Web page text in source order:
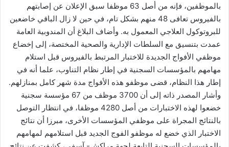
بالموظفين، فإنه من أصل 63 موظفا سبق الإعلان عن إصابتهم
بالفيروس تعافى 48 منهم بشكل تام، في حين لا زال الباقي خاضعين
للبروتوكول العلاجي المعمول به. وأضاف البلاغ أن المندوبية العامة
عمدت بتنسيق مع السلطات الإدارية والصحية المختصة، إلى إخضاع
موظفي الأفواج الجديدة للاختبار المرتبط بالفيروس قبل استلام
مهامهم بالمؤسسات السجنية في إطار نظام التناوب، علما أنه في
إطار هذا النظام، قضى موظفو هذه الأفواج مدة شهر كامل بمنازلهم.
وأشار المصدر ذاته إلى أن 3700 موظف من 67 مؤسسة سجنية
خضعوا لهذه الاختبارات من أصل 4280 موظفا، في انتظار التوصل
بالنتائج المجراة على موظفي المؤسسات الأخرى، مبرزا أن نتائج
الاختبار الذي خضع له موظفو الفوج الجديد قبل استلامهم لمهامهم